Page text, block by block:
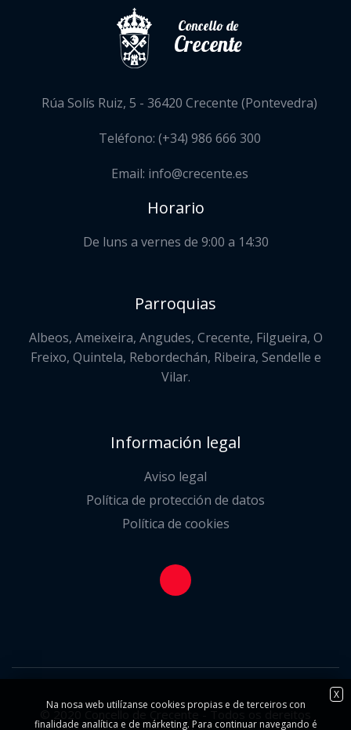
Concello de
Crecente
Rúa Solís Ruiz, 5 - 36420 Crecente (Pontevedra)
Teléfono: (+34) 986 666 300
Email: info@crecente.es
Horario
De luns a vernes de 9:00 a 14:30
Parroquias
Albeos, Ameixeira, Angudes, Crecente, Filgueira, O
Freixo, Quintela, Rebordechán, Ribeira, Sendelle e
Vilar.
Información legal
Aviso legal
Política de protección de datos
Política de cookies
© 2020 Concello de Crecente - Todos os dereitos
X
Na nosa web utilízanse cookies propias e de terceiros con
finalidade analítica e de márketing. Para continuar navegando é